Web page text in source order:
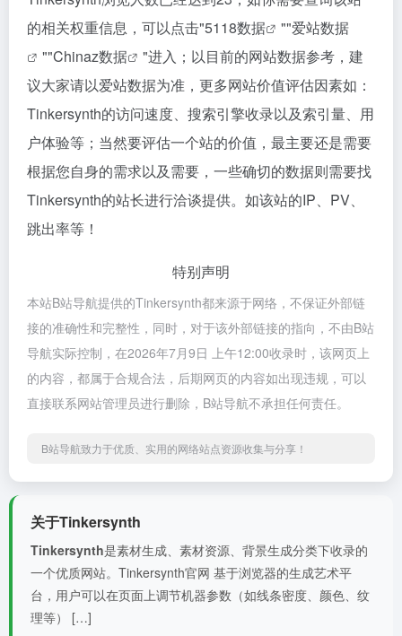
的相关权重信息，可以点击"5118数据 ""爱站数据
""Chinaz数据
"进入；以目前的网站数据参考，建
议大家请以爱站数据为准，更多网站价值评估因素如：
Tinkersynth的访问速度、搜索引擎收录以及索引量、用
户体验等；当然要评估一个站的价值，最主要还是需要
根据您自身的需求以及需要，一些确切的数据则需要找
Tinkersynth的站长进行洽谈提供。如该站的IP、PV、
跳出率等！
特别声明
本站B站导航提供的Tinkersynth都来源于网络，不保证外部链
接的准确性和完整性，同时，对于该外部链接的指向，不由B站
导航实际控制，在2026年7月9日 上午12:00收录时，该网页上
的内容，都属于合规合法，后期网页的内容如出现违规，可以
直接联系网站管理员进行删除，B站导航不承担任何责任。
B站导航致力于优质、实用的网络站点资源收集与分享！
关于Tinkersynth
Tinkersynth是素材生成、素材资源、背景生成分类下收录的
一个优质网站。Tinkersynth官网 基于浏览器的生成艺术平
台，用户可以在页面上调节机器参数（如线条密度、颜色、纹
理等） […]